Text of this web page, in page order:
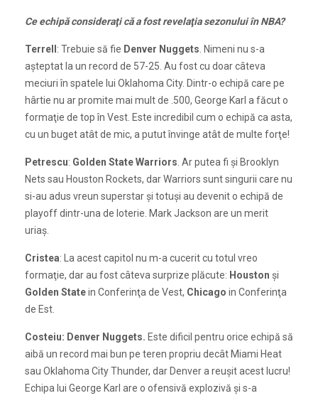
Ce echipă consideraţi că a fost revelaţia sezonului în NBA?
Terrell : Trebuie să fie Denver Nuggets . Nimeni nu s-a
aşteptat la un record de 57-25. Au fost cu doar câteva
meciuri în spatele lui Oklahoma City. Dintr-o echipă care pe
hârtie nu ar promite mai mult de .500, George Karl a făcut o
formaţie de top în Vest. Este incredibil cum o echipă ca asta,
cu un buget atât de mic, a putut învinge atât de multe forţe!
Petrescu: Golden State Warriors . Ar putea fi şi Brooklyn
Nets sau Houston Rockets, dar Warriors sunt singurii care nu
si-au adus vreun superstar şi totuşi au devenit o echipă de
playoff dintr-una de loterie. Mark Jackson are un merit
uriaş.
Cristea: La acest capitol nu m-a cucerit cu totul vreo
formaţie, dar au fost câteva surprize plăcute: Houston şi
Golden Statein Conferinţa de Vest, Chicago in Conferinţa
de Est.
Costeiu: Denver Nuggets. Este dificil pentru orice echipă să
aibă un record mai bun pe teren propriu decât Miami Heat
sau Oklahoma City Thunder, dar Denver a reuşit acest lucru!
Echipa lui George Karl are o ofensivă explozivă şi s-a